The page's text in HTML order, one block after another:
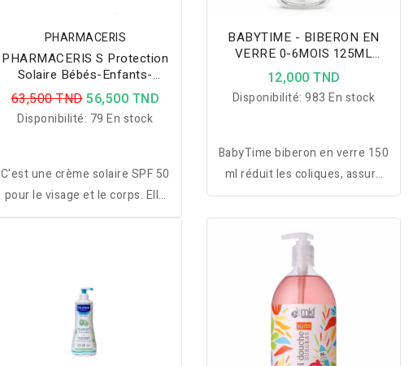
PHARMACERIS
PHARMACERIS S Protection
Solaire Bébés-Enfants-
Adultes SPF50+ 125ML
ECRAN MINERAL
63,500 TND56,500 TND
Disponibilité: 79 En stock
C'est une crème solaire SPF 50
pour le visage et le corps. Elle
est destiné pour les enfants et
BABYTIME - BIBERON EN
VERRE 0-6MOIS 125ML
BT074
12,000 TND
Disponibilité:983 En stock
BabyTime biberon en verre 150
ml réduit les coliques, assure
une succion naturelle et
préserve les nutriments pour
un confort optimal de bébé.